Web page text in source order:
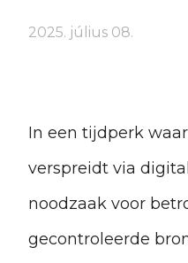
2025. július 08.
In een tijdperk
verspreidt via
noodzaak voor
gecontroleerde